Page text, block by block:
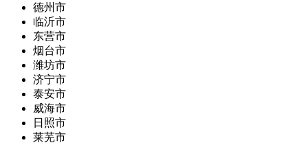
德州市
临沂市
东营市
烟台市
潍坊市
济宁市
泰安市
威海市
日照市
莱芜市